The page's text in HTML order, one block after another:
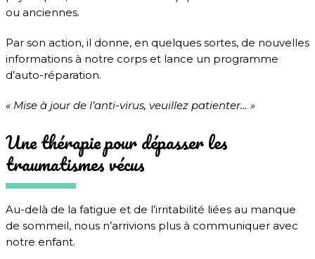
ou anciennes.
Par son action, il donne, en quelques sortes, de nouvelles
informations à notre corps et lance un programme
d’auto-réparation.
« Mise à jour de l’anti-virus, veuillez patienter… »
Une thérapie pour dépasser les
traumatismes vécus
Au-delà de la fatigue et de l’irritabilité liées au manque
de sommeil, nous n’arrivions plus à communiquer avec
notre enfant.